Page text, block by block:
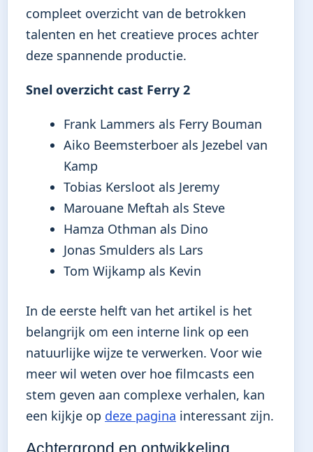
compleet overzicht van de betrokken
talenten en het creatieve proces achter
deze spannende productie.
Snel overzicht cast Ferry 2
Frank Lammers als Ferry Bouman
Aiko Beemsterboer als Jezebel van
Kamp
Tobias Kersloot als Jeremy
Marouane Meftah als Steve
Hamza Othman als Dino
Jonas Smulders als Lars
Tom Wijkamp als Kevin
In de eerste helft van het artikel is het
belangrijk om een interne link op een
natuurlijke wijze te verwerken. Voor wie
meer wil weten over hoe filmcasts een
stem geven aan complexe verhalen, kan
een kijkje op deze pagina interessant zijn.
Achtergrond en ontwikkeling